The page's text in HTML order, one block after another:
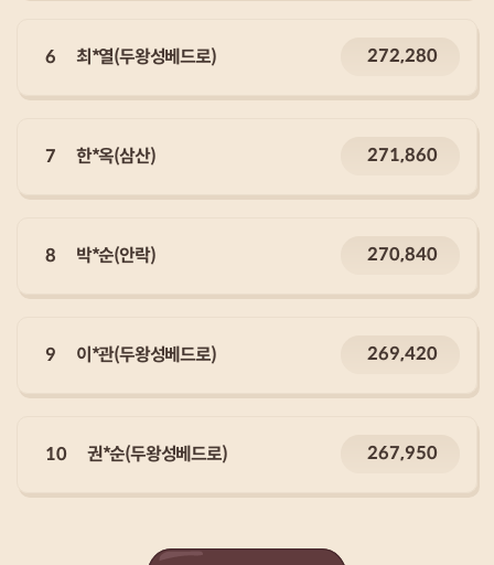
6 최*열(두왕성베드로) 272,280
7 한*옥(삼산) 271,860
8 박*순(안락) 270,840
9 이*관(두왕성베드로) 269,420
10 권*순(두왕성베드로) 267,950